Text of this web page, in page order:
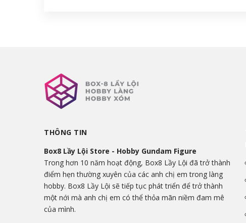
THÔNG TIN
Box8 Lầy Lội Store - Hobby Gundam Figure
Trong hơn 10 năm hoạt động, Box8 Lầy Lội đã trở thành
điểm hẹn thường xuyên của các anh chị em trong làng
hobby. Box8 Lầy Lội sẽ tiếp tục phát triển để trở thành
một nới mà anh chị em có thể thỏa mãn niềm đam mê
của mình.